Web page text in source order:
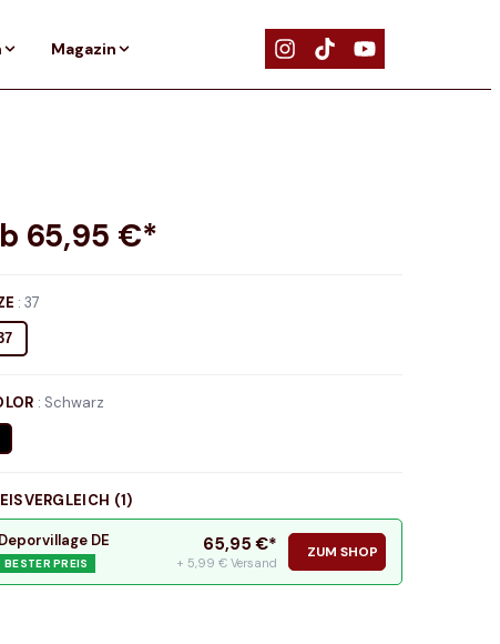
Magazin
65,95 €*
:37
: Schwarz
(1)
Deporvillage DE
BESTER PREIS
65,95 €*
+ 5,99 € Versand
ZUM SHOP